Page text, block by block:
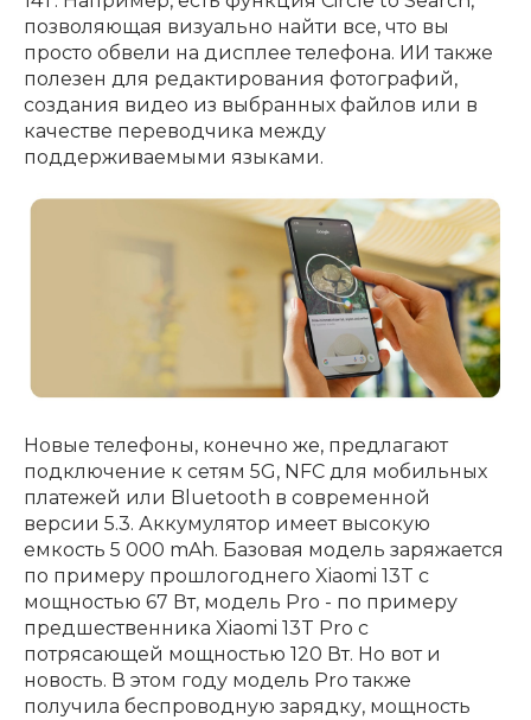
позволяющая визуально найти все, что вы
просто обвели на дисплее телефона. ИИ также
полезен для редактирования фотографий,
создания видео из выбранных файлов или в
качестве переводчика между
поддерживаемыми языками.
Новые телефоны, конечно же, предлагают
подключение к сетям 5G, NFC для мобильных
платежей или Bluetooth в современной
версии 5.3. Аккумулятор имеет высокую
емкость 5 000 mAh. Базовая модель заряжается
по примеру прошлогоднего Xiaomi 13T с
мощностью 67 Вт, модель Pro - по примеру
предшественника Xiaomi 13T Pro с
потрясающей мощностью 120 Вт. Но вот и
новость. В этом году модель Pro также
получила беспроводную зарядку, мощность